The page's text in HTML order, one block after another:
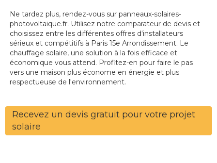
Ne tardez plus, rendez-vous sur panneaux-solaires-
photovoltaique.fr. Utilisez notre comparateur de devis et
choisissez entre les différentes offres d'installateurs
sérieux et compétitifs à Paris 15e Arrondissement. Le
chauffage solaire, une solution à la fois efficace et
économique vous attend. Profitez-en pour faire le pas
vers une maison plus économe en énergie et plus
respectueuse de l'environnement.
Recevez un devis gratuit pour votre projet
solaire